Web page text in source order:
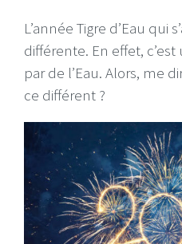
L’année Tigre d’Eau qui
différente. En effet,
par de l’Eau. Alors, me
ce différent ?